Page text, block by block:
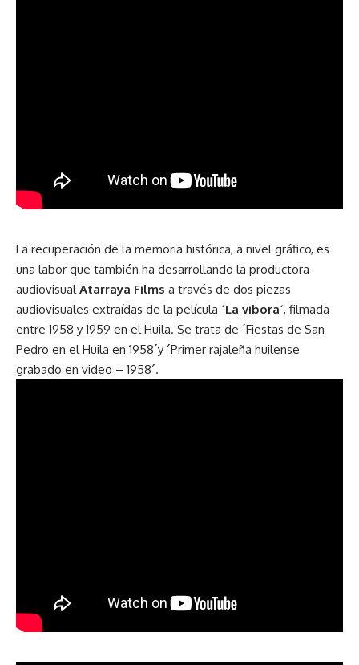
La recuperación de la memoria histórica, a nivel gráfico, es
una labor que también ha desarrollando la productora
audiovisual Atarraya Films a través de dos piezas
audiovisuales extraídas de la película ´La vibora´, filmada
entre 1958 y 1959 en el Huila. Se trata de ´Fiestas de San
Pedro en el Huila en 1958´y ´Primer rajaleña huilense
grabado en video – 1958´.